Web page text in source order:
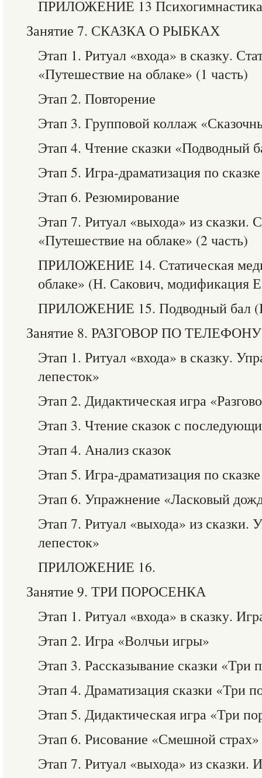
ПРИЛОЖЕНИЕ 13 Психогимнастика
Занятие 7. СКАЗКА О РЫБКАХ
Этап 1. Ритуал «входа» в сказку.
«Путешествие на облаке» (1 часть)
Этап 2. Повторение
Этап 3. Групповой коллаж
Этап 4. Чтение сказки «Подводный
Этап 5. Игра-драматизация по
Этап 6. Резюмирование
Этап 7. Ритуал «выхода» из сказки.
«Путешествие на облаке» (2 часть)
ПРИЛОЖЕНИЕ 14. Статическая
облаке» (Н. Сакович, модификация
ПРИЛОЖЕНИЕ 15. Подводный бал
Занятие 8. РАЗГОВОР ПО ТЕЛЕФОНУ
Этап 1. Ритуал «входа» в сказку.
лепесток»
Этап 2. Дидактическая игра
Этап 3. Чтение сказок с
Этап 4. Анализ сказок
Этап 5. Игра-драматизация по сказке
Этап 6. Упражнение «Ласковый
Этап 7. Ритуал «выхода» из
лепесток»
ПРИЛОЖЕНИЕ 16.
Занятие 9. ТРИ ПОРОСЕНКА
Этап 1. Ритуал «входа» в сказку.
Этап 2. Игра «Волчьи игры»
Этап 3. Рассказывание сказки «Три
Этап 4. Драматизация сказки «Три
Этап 5. Дидактическая игра «Три
Этап 6. Рисование «Смешной страх»
Этап 7. Ритуал «выхода» из сказки.